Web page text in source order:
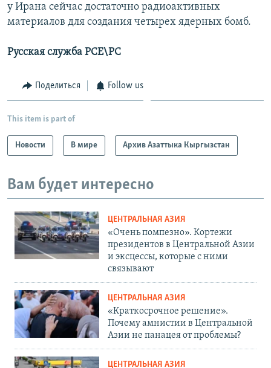
у Ирана сейчас достаточно радиоактивных
материалов для создания четырех ядерных бомб.
Русская служба РСЕ\РС
Поделиться Follow us
This item is part of
Новости В мире Архив Азаттыка Кыргызстан
Вам будет интересно
ЦЕНТРАЛЬНАЯ АЗИЯ
«Очень помпезно». Кортежи
президентов в Центральной Азии
и эксцессы, которые с ними
связывают
ЦЕНТРАЛЬНАЯ АЗИЯ
«Краткосрочное решение».
Почему амнистии в Центральной
Азии не панацея от проблемы?
ЦЕНТРАЛЬНАЯ АЗИЯ